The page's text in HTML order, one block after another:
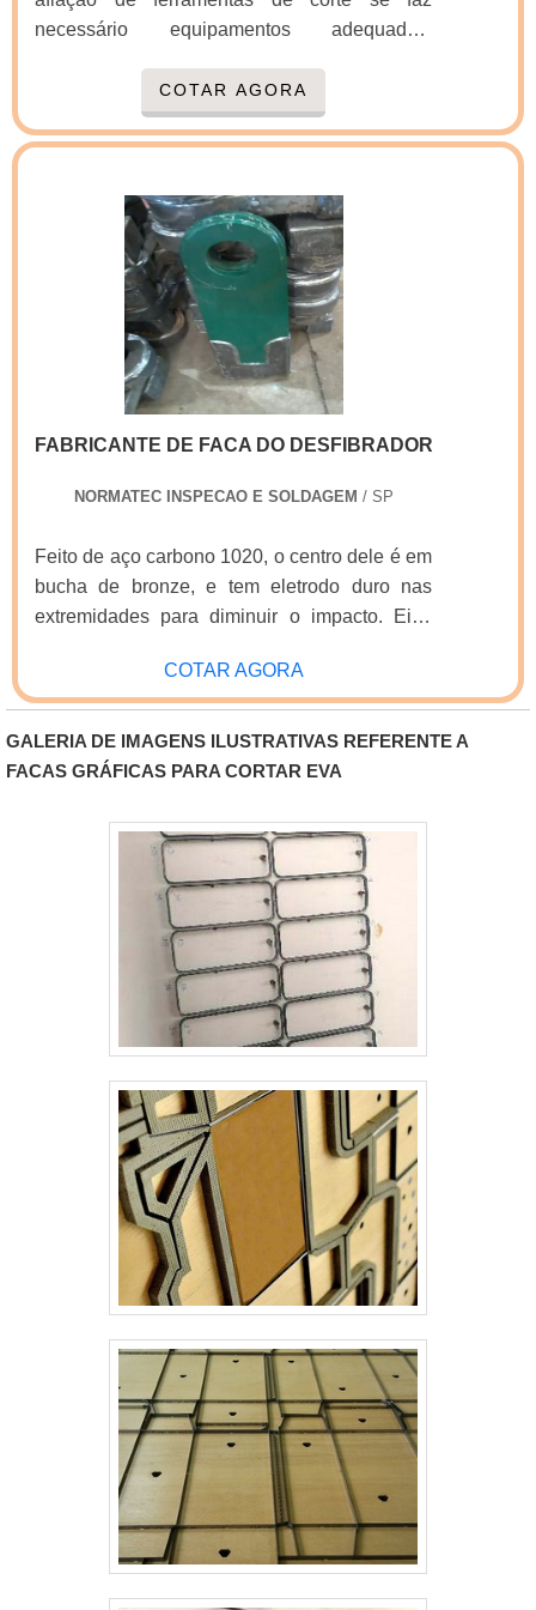
final. QUALIDADE COMPROVADA NO
SEGMENTOApenas na Real Laser Facas
existem as melhores variedades no segmento
quando o assunto for facas gráficas para eva.
Com foco na experiência dos clientes, oferece
cartonagem e facas para fabricação de
chinelos.Isso se deve ao fato de ser uma
empresa responsável e comprometida com
seus serviços, padrões alcançados por possuir
escritório de alta qualidade onde são
realizadas as atividades e sede em
localização privilegiada.Todos esses fatores,
agregados a uma equipe multidisciplinar de
excelência de ponta a ponta.
necessário equipamentos adequados,
exigências do controle de qualidade. É muito
importante observar a forma em que a faca
opera no equipamento do cliente, para que da
quesitos de: Paralelismo; Planicidade;
Batimento; Rugosidade, etc.O serviço pode
ser tratado como recuperação do fio de corte.
Ainda no mesmo processo de Afiaçã.
COTAR AGORA
FABRICANTE DE FACA DO DESFIBRADOR
NORMATEC INSPECAO E SOLDAGEM / SP
Feito de aço carbono 1020, o centro dele é em
bucha de bronze, e tem eletrodo duro nas
extremidades para diminuir o impacto. Eixo
COTAR AGORA
GALERIA DE IMAGENS ILUSTRATIVAS REFERENTE A
FACAS GRÁFICAS PARA CORTAR EVA